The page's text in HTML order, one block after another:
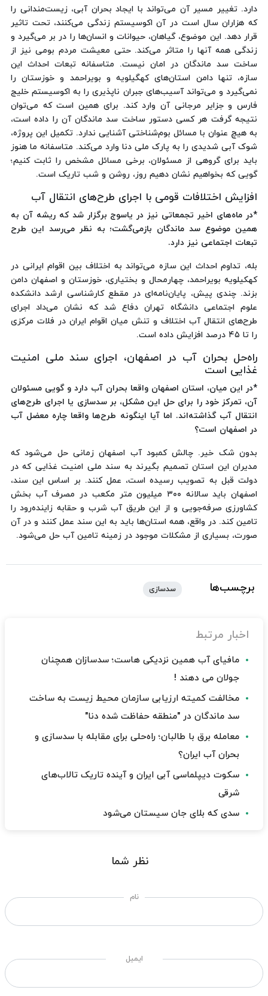
دارد. تغییر مسیر آن می‌تواند با ایجاد بحران آبی، زیست‌مندانی را
که هزاران سال است در آن اکوسیستم زندگی می‌کنند، تحت تاثیر
قرار دهد. این موضوع، گیاهان، حیوانات و انسان‌ها را در بر می‌گیرد و
زندگی همه آنها را متاثر می‌کند. حتی معیشت مردم بومی نیز از
ساخت سد ماندگان در امان نیست. متاسفانه تبعات احداث این
سازه، تنها دامن استان‌های کهگیلویه و بویراحمد و خوزستان را
نمی‌گیرد و می‌تواند آسیب‌های جبران ناپذیری را به اکوسیستم خلیج
فارس و جزایر مرجانی آن وارد کند. برای همین است که می‌توان
نتیجه گرفت هر کسی دستور ساخت سد ماندگان آن را داده است،
به هیچ عنوان با مسائل بوم‌شناختی آشنایی ندارد. تکمیل این پروژه،
شوک آبی شدیدی را به پارک ملی دنا وارد می‌کند. متاسفانه ما هنوز
باید برای گروهی از مسئولان، برخی مسائل مشخص را ثابت کنیم؛
گویی که بخواهیم نشان دهیم روز، روشن و شب تاریک است.
افزایش اختلافات قومی با اجرای طرح‌های انتقال آب
*در ماه‌های اخیر تجمعاتی نیز در یاسوج برگزار شد که ریشه آن به
همین موضوع سد ماندگان بازمی‌گشت؛ به نظر می‌رسد این طرح
تبعات اجتماعی نیز دارد.
بله، تداوم احداث این سازه می‌تواند به اختلاف بین اقوام ایرانی در
کهکیلویه بویراحمد، چهارمحال و بختیاری، خوزستان و اصفهان دامن
بزند. چندی پیش، پایان‌نامه‌ای در مقطع کارشناسی ارشد دانشکده
علوم اجتماعی دانشگاه تهران دفاع شد که نشان می‌داد اجرای
طرح‌های انتقال آب اختلاف و تنش میان اقوام ایران در فلات مرکزی
را تا ۴۵ درصد افزایش داده است.
راه‌حل بحران آب در اصفهان، اجرای سند ملی امنیت
غذایی است
*در این میان، استان اصفهان واقعا بحران آب دارد و گویی مسئولان
آن، تمرکز خود را برای حل این مشکل، بر سدسازی یا اجرای طرح‌های
انتقال آب گذاشته‌اند. اما آیا اینگونه طرح‌ها واقعا چاره معضل آب
در اصفهان است؟
بدون شک خیر. چالش کمبود آب اصفهان زمانی حل می‌شود که
مدیران این استان تصمیم بگیرند به سند ملی امنیت غذایی که در
دولت قبل به تصویب رسیده است، عمل کنند. بر اساس این سند،
اصفهان باید سالانه ۳۰۰ میلیون متر مکعب در مصرف آب بخش
کشاورزی صرفه‌جویی و از این طریق آب شرب و حقابه زاینده‌رود را
تامین کند. در واقع، همه استان‌ها باید به این سند عمل کنند و در آن
صورت، بسیاری از مشکلات موجود در زمینه تامین آب حل می‌شود.
برچسب‌ها سدسازی
اخبار مرتبط
مافیای آب همین نزدیکی هاست؛ سدسازان همچنان
جولان می دهند !
مخالفت کمیته ارزیابی سازمان محیط زیست به ساخت
سد ماندگان در "منطقه حفاظت شده دنا"
معامله برق با طالبان؛ راه‌حلی برای مقابله با سدسازی و
بحران آب ایران؟
سکوت دیپلماسی آبی ایران و آینده تاریک تالاب‌های
شرقی
سدی که بلای جان سیستان می‌شود
نظر شما
نام
ایمیل